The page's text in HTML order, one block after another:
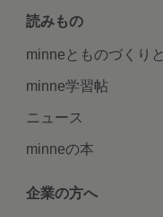
読みもの
minneとものづくりと
minne学習帖
ニュース
minneの本
企業の方へ